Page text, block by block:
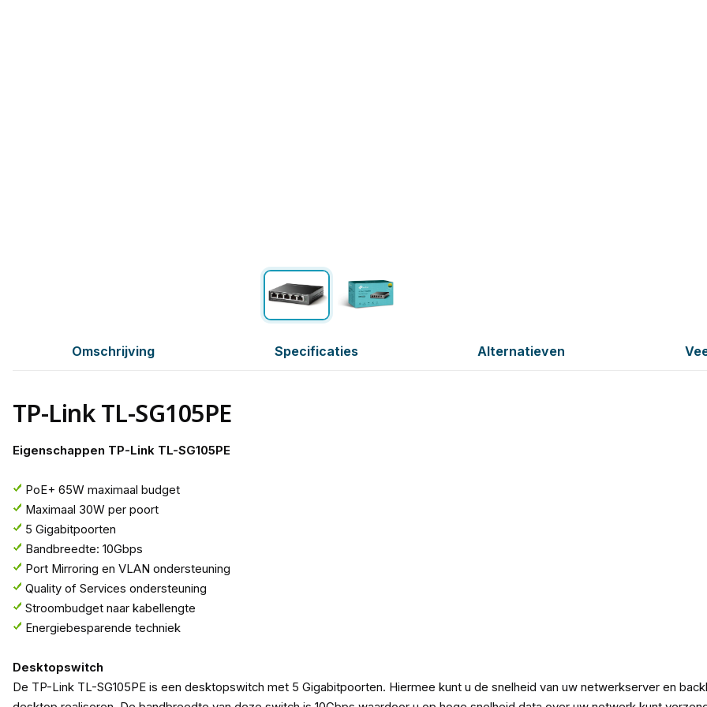
Omschrijving Specificaties Alternatieven
TP-Link TL-SG105PE
Eigenschappen TP-Link TL-SG105PE
PoE+ 65W maximaal budget
Maximaal 30W per poort
5 Gigabitpoorten
Bandbreedte: 10Gbps
Port Mirroring en VLAN ondersteuning
Quality of Services ondersteuning
Stroombudget naar kabellengte
Energiebesparende techniek
Desktopswitch
De TP-Link TL-SG105PE is een desktopswitch met 5 Gigabitpoorten. Hiermee kunt u de snelheid van uw netwerkserver en